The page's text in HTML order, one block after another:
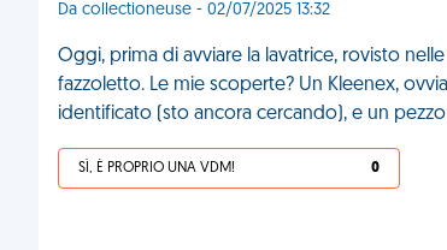
Da collectioneuse - 02/07/2025 13:32
Oggi, prima di avviare la lavatrice, rovisto
fazzoletto. Le mie scoperte? Un Kleenex,
identificato (sto ancora cercando), e un
SÌ, È PROPRIO UNA VDM! 0